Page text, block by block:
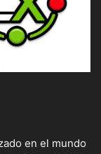
en el mundo